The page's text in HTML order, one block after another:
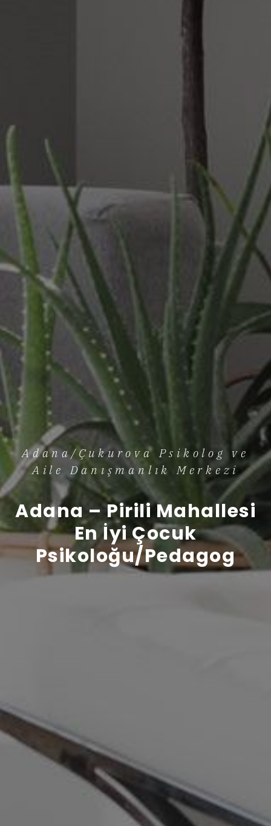
Adana/Çukurova Psikolog ve
Aile Danışmanlık Merkezi
Adana – Pirili Mahallesi
En İyi Çocuk
Psikoloğu/Pedagog